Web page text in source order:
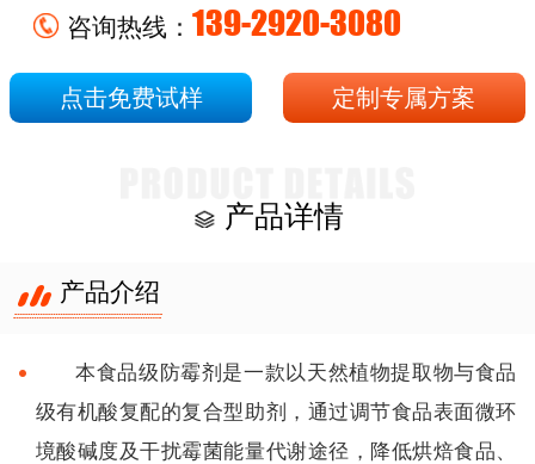
咨询热线： 139-2920-3080
点击免费试样 定制专属方案
产品详情
产品介绍
本食品级防霉剂是一款以天然植物提取物与食品
级有机酸复配的复合型助剂，通过调节食品表面微环
境酸碱度及干扰霉菌能量代谢途径，降低烘焙食品、